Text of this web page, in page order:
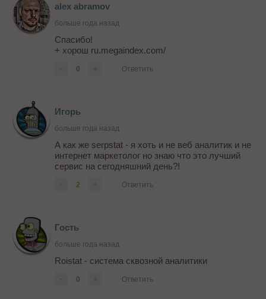
alex abramov
больше года назад
Спасибо!
+ хорош ru.megaindex.com/
0 Ответить
Игорь
больше года назад
А как же serpstat - я хоть и не веб аналитик и не
интернет маркетолог но знаю что это лучший
сервис на сегодняшний день?!
2 Ответить
Гость
больше года назад
Roistat - система сквозной аналитики
0 Ответить